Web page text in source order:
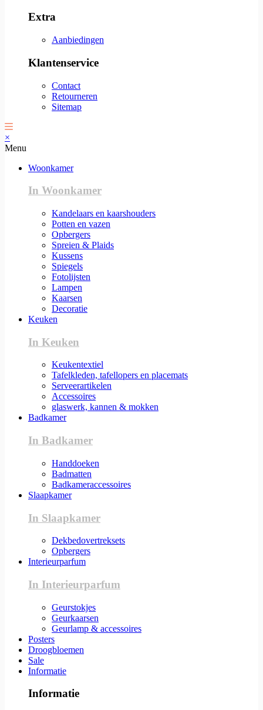
Extra
Aanbiedingen
Klantenservice
Contact
Retourneren
Sitemap
×
Menu
Woonkamer
In Woonkamer
Kandelaars en kaarshouders
Potten en vazen
Opbergers
Spreien & Plaids
Kussens
Spiegels
Fotolijsten
Lampen
Kaarsen
Decoratie
Keuken
In Keuken
Keukentextiel
Tafelkleden, tafellopers en placemats
Serveerartikelen
Accessoires
glaswerk, kannen & mokken
Badkamer
In Badkamer
Handdoeken
Badmatten
Badkameraccessoires
Slaapkamer
In Slaapkamer
Dekbedovertreksets
Opbergers
Interieurparfum
In Interieurparfum
Geurstokjes
Geurkaarsen
Geurlamp & accessoires
Posters
Droogbloemen
Sale
Informatie
Informatie